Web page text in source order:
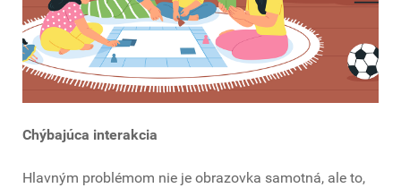
Chýbajúca interakcia
Hlavným problémom nie je obrazovka samotná, ale to,